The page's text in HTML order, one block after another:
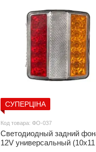
СУПЕРЦІНА
Код товара: ФО-037
Светодиодный задний
12V универсальный